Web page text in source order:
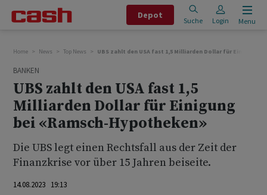
Depot
Suche Login Menu
Home News Top News UBS zahlt den USA fast 1,5 Milliarden Dollar für Einigung
BANKEN
UBS zahlt den USA fast 1,5
Milliarden Dollar für Einigung
bei «Ramsch-Hypotheken»
Die UBS legt einen Rechtsfall aus der Zeit der
Finanzkrise vor über 15 Jahren beiseite.
14.08.2023 19:13